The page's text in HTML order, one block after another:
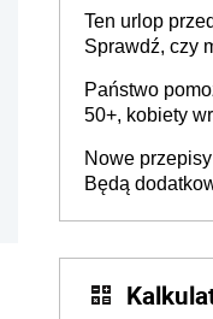
pracodawców
Ten urlop
Sprawdź, czy
Państwo
50+, kobiety
osoby
na rzecz
Nowe
Będą